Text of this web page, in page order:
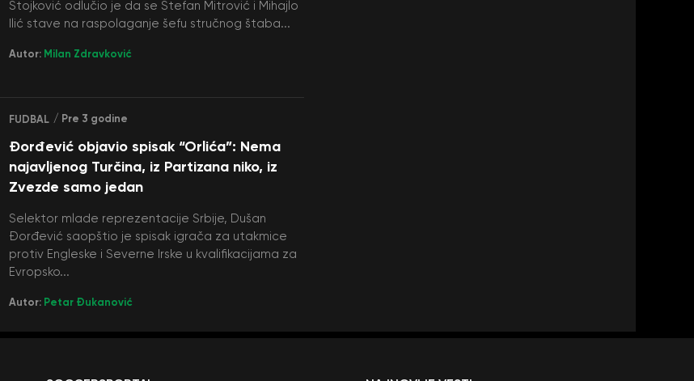
Stojković odlučio je da se Stefan Mitrović i Mihajlo
Ilić stave na raspolaganje šefu stručnog štaba...
Autor: Milan Zdravković
FUDBAL / Pre 3 godine
Đorđević objavio spisak “Orlića”: Nema
najavljenog Turčina, iz Partizana niko, iz
Zvezde samo jedan
Selektor mlade reprezentacije Srbije, Dušan
Đorđević saopštio je spisak igrača za utakmice
protiv Engleske i Severne Irske u kvalifikacijama za
Evropsko...
Autor: Petar Đukanović